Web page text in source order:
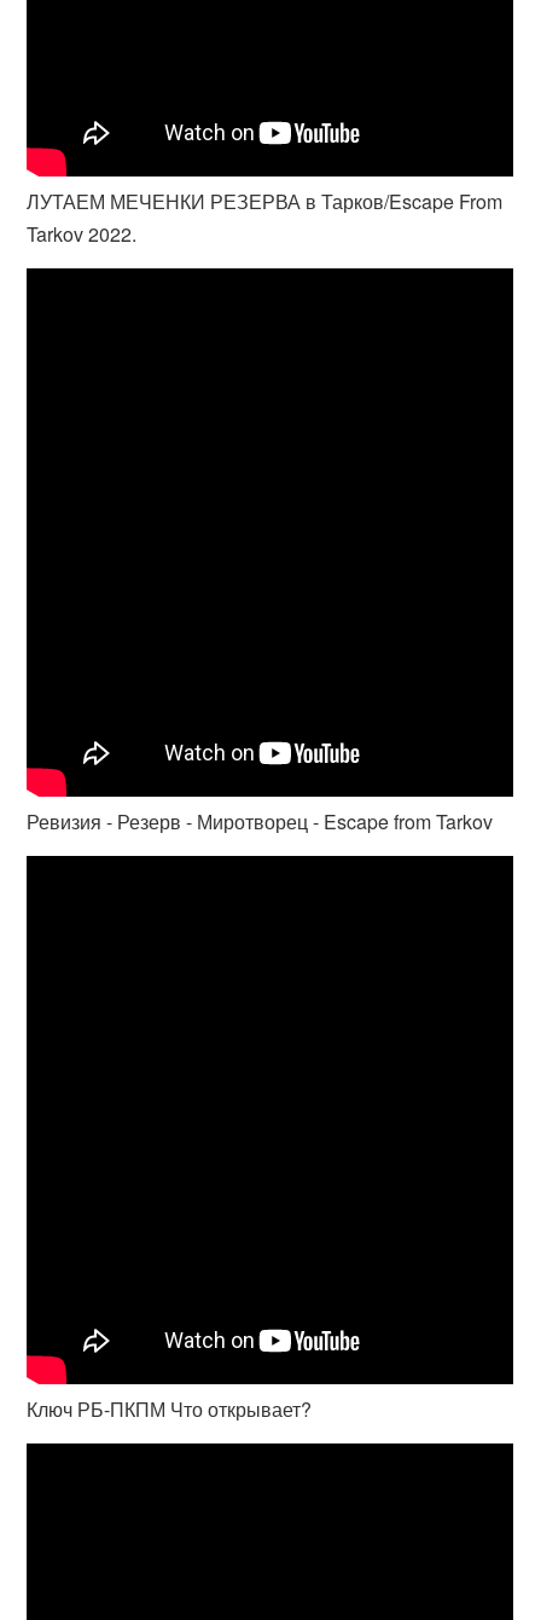
ЛУТАЕМ МЕЧЕНКИ РЕЗЕРВА в Тарков/Escape From
Tarkov 2022.
Ревизия - Резерв - Миротворец - Escape from Tarkov
Ключ РБ-ПКПМ Что открывает?